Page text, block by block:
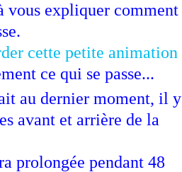
vous expliquer comment
cette petite animation
ce qui se passe...
au dernier moment, il y
avant et arrière de la
prolongée pendant 48